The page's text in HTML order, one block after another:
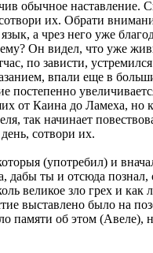
обычное
их. Обрати
а чрез него уже
Он видел, что уже
по зависти,
впали еще в
постепенно
от Каина до Ламеха,
так начинает
сотвори их.
(употребил) и
дабы ты и отсюда
великое зло грех и
выставлено было на
памяти об этом (Авеле),